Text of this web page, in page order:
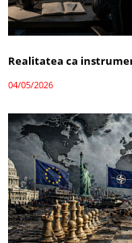
Realitatea ca
04/05/2026